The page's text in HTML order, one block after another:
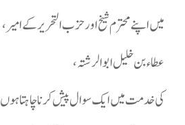
میں اپنے محترم شیخ اور حزب التحریر کے امیر،
عطاء بن خلیل ابو الرشتہ،
کی خدمت میں ایک سوال پیش کرنا چاہتا ہوں